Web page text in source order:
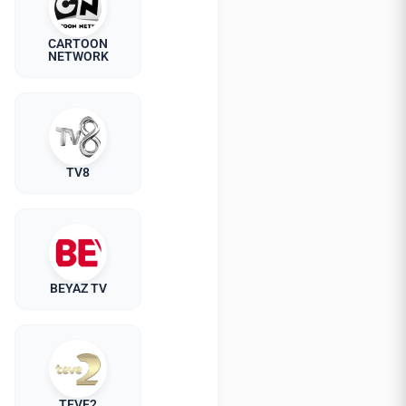
CARTOON
NETWORK
TV8
BEYAZ TV